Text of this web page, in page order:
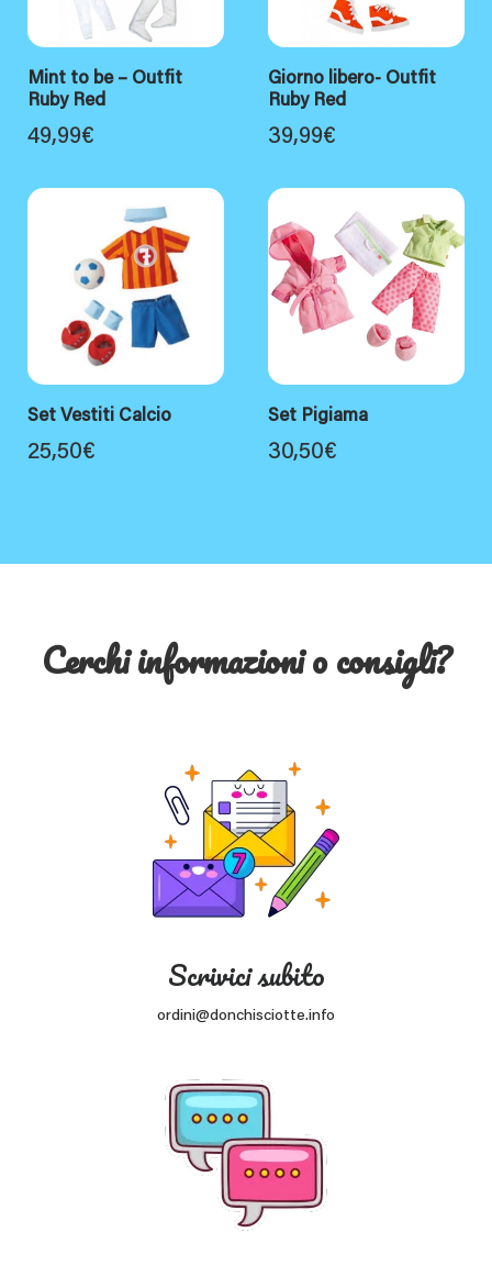
Mint to be – Outfit
Ruby Red
49,99€
Giorno libero- Outfit
Ruby Red
39,99€
Set Vestiti Calcio
25,50€
Set Pigiama
30,50€
Cerchi informazioni o consigli?
Scrivici subito
ordini@donchisciotte.info